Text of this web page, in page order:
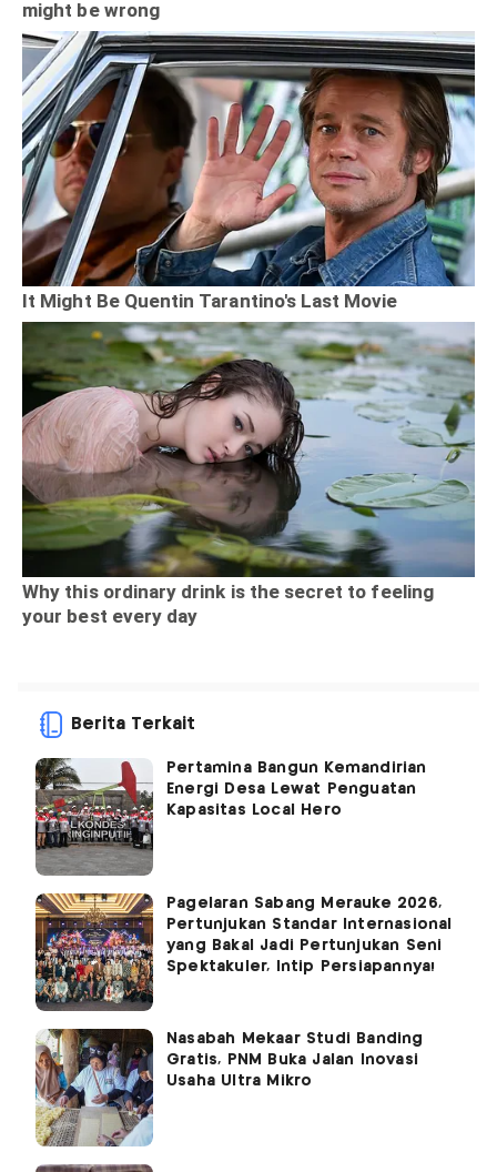
Berita Terkait
Pertamina Bangun Kemandirian
Energi Desa Lewat Penguatan
Kapasitas Local Hero
Pagelaran Sabang Merauke 2026,
Pertunjukan Standar Internasional
yang Bakal Jadi Pertunjukan Seni
Spektakuler, Intip Persiapannya!
Nasabah Mekaar Studi Banding
Gratis, PNM Buka Jalan Inovasi
Usaha Ultra Mikro